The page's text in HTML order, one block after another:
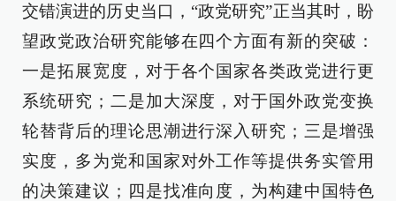
交错演进的历史当口，“政党研究”正当其时，盼
望政党政治研究能够在四个方面有新的突破：
一是拓展宽度，对于各个国家各类政党进行更
系统研究；二是加大深度，对于国外政党变换
轮替背后的理论思潮进行深入研究；三是增强
实度，多为党和国家对外工作等提供务实管用
的决策建议；四是找准向度，为构建中国特色